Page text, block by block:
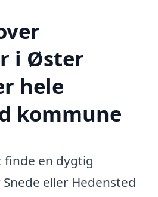
i Øster
hele
kommune
finde en dygtig
eller Hedensted